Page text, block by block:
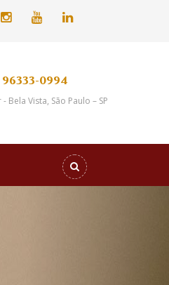
96333-0994
Bela Vista, São Paulo – SP